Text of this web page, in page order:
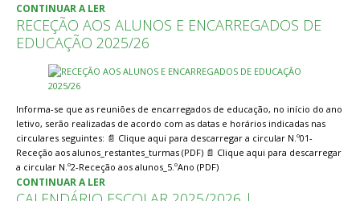
CONTINUAR A LER
RECEÇÃO AOS ALUNOS E ENCARREGADOS DE
EDUCAÇÃO 2025/26
Informa-se que as reuniões de encarregados de educação, no início do ano
letivo, serão realizadas de acordo com as datas e horários indicadas nas
circulares seguintes: 📄 Clique aqui para descarregar a circular N.º01-
Receção aos alunos_restantes_turmas (PDF) 📄 Clique aqui para descarregar
a circular N.º2-Receção aos alunos_5.ºAno (PDF)
CONTINUAR A LER